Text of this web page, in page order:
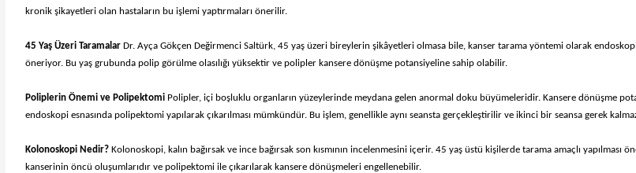
kronik şikayetleri olan hastaların bu işlemi yaptırmaları önerilir.
45 Yaş Üzeri Taramalar Dr. Ayça Gökçen Değirmenci Saltürk, 45 yaş üzeri bireylerin şikâyetleri olmasa bile, kanser tarama yöntemi olarak
öneriyor. Bu yaş grubunda polip görülme olasılığı yüksektir ve polipler kansere dönüşme potansiyeline sahip olabilir.
Poliplerin Önemi ve Polipektomi Polipler, içi boşluklu organların yüzeylerinde meydana gelen anormal doku büyümeleridir. Kansere dönüşme
endoskopi esnasında polipektomi yapılarak çıkarılması mümkündür. Bu işlem, genellikle aynı seansta gerçekleştirilir ve ikinci bir seansa gerek
Kolonoskopi Nedir? Kolonoskopi, kalın bağırsak ve ince bağırsak son kısmının incelenmesini içerir. 45 yaş üstü kişilerde tarama amaçlı yapılması
kanserinin öncü oluşumlarıdır ve polipektomi ile çıkarılarak kansere dönüşmeleri engellenebilir.